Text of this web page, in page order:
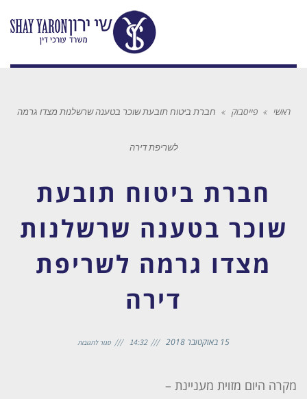
ראשי » פייסבוק » חברת ביטוח תובעת שוכר בטענה שרשלנות מצדו גרמה
לשריפת דירה
חברת ביטוח תובעת
שוכר בטענה שרשלנות
מצדו גרמה לשריפת
דירה
15 באוקטובר 2018 14:32 סגור לתגובות
מקרה היום מזוית מעניינת –